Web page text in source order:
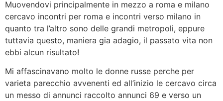
Muovendovi principalmente in mezzo a roma e milano
cercavo incontri per roma e incontri verso milano in
quanto tra l’altro sono delle grandi metropoli, eppure
tuttavia questo, maniera gia adagio, il passato vita non
ebbi alcun risultato!
Mi affascinavano molto le donne russe perche per
varieta parecchio avvenenti ed all’inizio le cercavo circa
un messo di annunci raccolto annunci 69 e verso un